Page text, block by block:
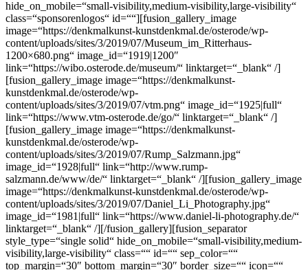
hide_on_mobile=“small-visibility,medium-visibility,large-visibility“
class=“sponsorenlogos“ id=““][fusion_gallery_image
image=“https://denkmalkunst-kunstdenkmal.de/osterode/wp-
content/uploads/sites/3/2019/07/Museum_im_Ritterhaus-
1200×680.png“ image_id=“1919|1200″
link=“https://wibo.osterode.de/museum/“ linktarget=“_blank“ /]
[fusion_gallery_image image=“https://denkmalkunst-
kunstdenkmal.de/osterode/wp-
content/uploads/sites/3/2019/07/vtm.png“ image_id=“1925|full“
link=“https://www.vtm-osterode.de/go/“ linktarget=“_blank“ /]
[fusion_gallery_image image=“https://denkmalkunst-
kunstdenkmal.de/osterode/wp-
content/uploads/sites/3/2019/07/Rump_Salzmann.jpg“
image_id=“1928|full“ link=“http://www.rump-
salzmann.de/www/de/“ linktarget=“_blank“ /][fusion_gallery_image
image=“https://denkmalkunst-kunstdenkmal.de/osterode/wp-
content/uploads/sites/3/2019/07/Daniel_Li_Photography.jpg“
image_id=“1981|full“ link=“https://www.daniel-li-photography.de/“
linktarget=“_blank“ /][/fusion_gallery][fusion_separator
style_type=“single solid“ hide_on_mobile=“small-visibility,medium-
visibility,large-visibility“ class=““ id=““ sep_color=““
top_margin=“30″ bottom_margin=“30″ border_size=““ icon=““